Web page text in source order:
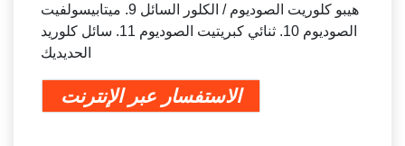
هيبو كلوريت الصوديوم / الكلور السائل 9. ميتابيسولفيت
الصوديوم 10. ثنائي كبريتيت الصوديوم 11. سائل كلوريد
الحديديك
الاستفسار عبر الإنترنت